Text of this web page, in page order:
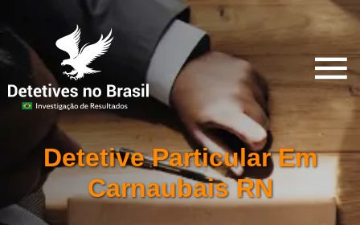
Detetive Particular Em
Carnaubais RN